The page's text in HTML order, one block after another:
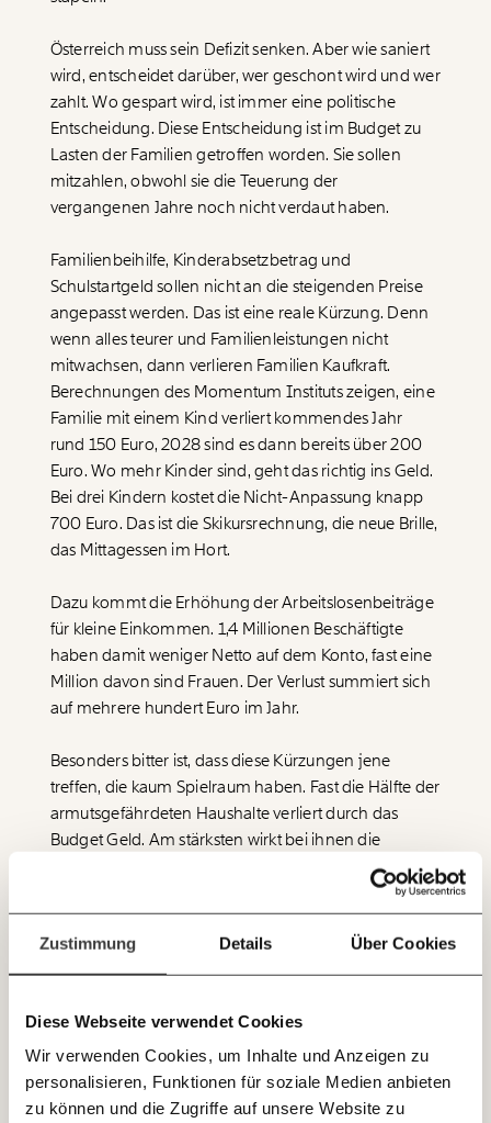
Zustimmung Details Über Cookies
Diese Webseite verwendet Cookies
Wir verwenden Cookies, um Inhalte und Anzeigen zu
personalisieren, Funktionen für soziale Medien anbieten
zu können und die Zugriffe auf unsere Website zu
JETZT
EINFACH
TEILEN.
Veränderung
beginnt mit Dir!
WerdeFördermitgliedund wir können gemeinsam
unsere Wirtschaft so gestalten, dass sie für alle
Netz. Unabhängig und werbefrei. Und das wird auch
unterstütze uns mit Deinem Mitgliedsbeitrag.
Du überweist lieber direkt?
Hier unsere IBAN: AT34 4300 0498 0007 6017
Fragen und Antworten.
Immer auf dem
mit unseren gratis
E-Mail-Newslettern!
Österreich muss sein Defizit senken. Aber wie saniert
wird, entscheidet darüber, wer geschont wird und wer
zahlt. Wo gespart wird, ist immer eine politische
Entscheidung. Diese Entscheidung ist im Budget zu
Lasten der Familien getroffen worden. Sie sollen
mitzahlen, obwohl sie die Teuerung der
vergangenen Jahre noch nicht verdaut haben.
Familienbeihilfe, Kinderabsetzbetrag und
Schulstartgeld sollen nicht an die steigenden Preise
angepasst werden. Das ist eine reale Kürzung. Denn
wenn alles teurer und Familienleistungen nicht
mitwachsen, dann verlieren Familien Kaufkraft.
Berechnungen des Momentum Instituts zeigen, eine
Familie mit einem Kind verliert kommendes Jahr
rund 150 Euro, 2028 sind es dann bereits über 200
Euro. Wo mehr Kinder sind, geht das richtig ins Geld.
Bei drei Kindern kostet die Nicht-Anpassung knapp
700 Euro. Das ist die Skikursrechnung, die neue Brille,
das Mittagessen im Hort.
Dazu kommt die Erhöhung der Arbeitslosenbeiträge
für kleine Einkommen. 1,4 Millionen Beschäftigte
haben damit weniger Netto auf dem Konto, fast eine
Million davon sind Frauen. Der Verlust summiert sich
auf mehrere hundert Euro im Jahr.
Besonders bitter ist, dass diese Kürzungen jene
treffen, die kaum Spielraum haben. Fast die Hälfte der
armutsgefährdeten Haushalte verliert durch das
Budget Geld. Am stärksten wirkt bei ihnen die
ausbleibende Anpassung der Familienleistungen. Für
Betroffene heißt das nicht weniger Komfort, sondern
weniger Puffer: Eine Rechnung bleibt liegen, der
Einkauf wird kleiner.
Familienarbeit wird noch immer überwiegend von
Frauen getragen. Viele arbeiten deshalb Teilzeit, auch
weil oft passende Kinderbetreuung fehlt. Gleichzeitig
werden jene Leistungen entwertet, die im